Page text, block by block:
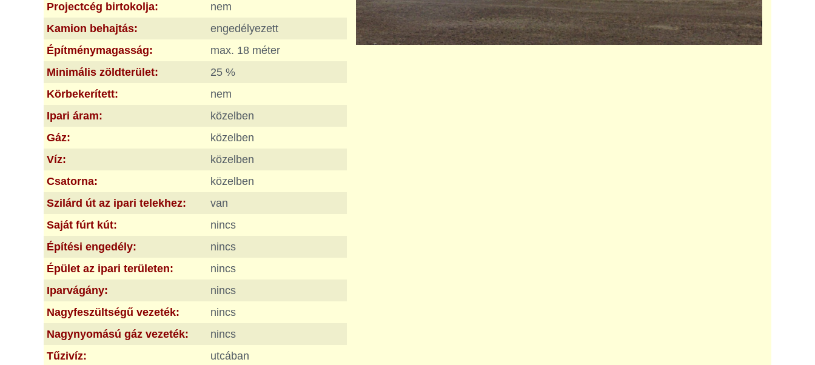
Projectcég birtokolja:
nem
Kamion behajtás:
engedélyezett
Építménymagasság:
max. 18 méter
Minimális zöldterület:
25 %
Körbekerített:
nem
Ipari áram:
közelben
Gáz:
közelben
Víz:
közelben
Csatorna:
közelben
Szilárd út az ipari telekhez:
van
Saját fúrt kút:
nincs
Építési engedély:
nincs
Épület az ipari területen:
nincs
Iparvágány:
nincs
Nagyfeszültségű vezeték:
nincs
Nagynyomású gáz vezeték:
nincs
Tűzivíz:
utcában